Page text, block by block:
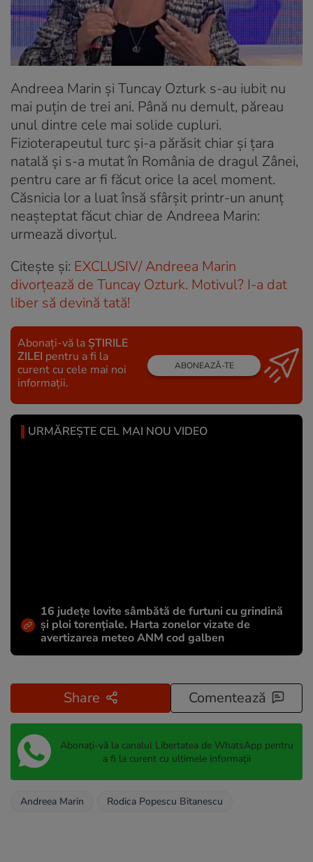
Andreea Marin și Tuncay Ozturk s-au iubit nu
mai puțin de trei ani. Până nu demult, păreau
unul dintre cele mai solide cupluri.
Fizioterapeutul turc și-a părăsit chiar și țara
natală și s-a mutat în România de dragul Zânei,
pentru care ar fi făcut orice la acel moment.
Căsnicia lor a luat însă sfârșit printr-un anunț
neașteptat făcut chiar de Andreea Marin:
urmează divorțul.
Citește și: EXCLUSIV/ Andreea Marin
divorțează de Tuncay Ozturk. Motivul? I-a dat
liber să devină tată!
Abonați-vă la ȘTIRILE
ZILEI pentru a fi la
curent cu cele mai noi
informații.
ABONEAZĂ-TE
URMĂREȘTE CEL MAI NOU VIDEO
16 județe lovite sâmbătă de furtuni cu grindină
și ploi torențiale. Harta zonelor vizate de
avertizarea meteo ANM cod galben
Share Comentează
Abonați-vă la canalul Libertatea de WhatsApp pentru
a fi la curent cu ultimele informații
Andreea Marin Rodica Popescu Bitanescu